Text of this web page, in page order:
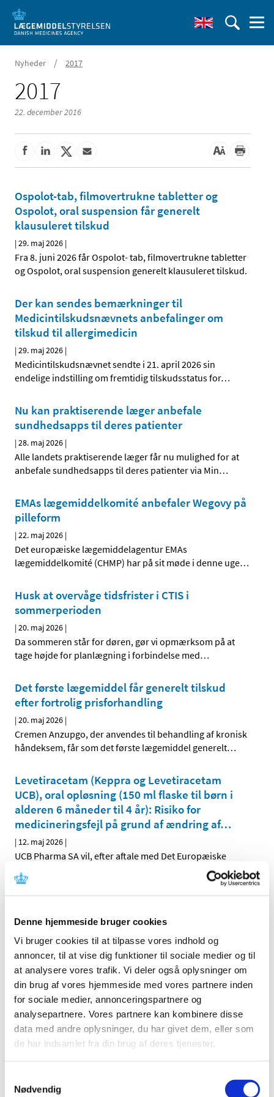
Denne hjemmeside bruger cookies
Vi bruger cookies til at tilpasse vores indhold og
annoncer, til at vise dig funktioner til sociale medier og til
at analysere vores trafik. Vi deler også oplysninger om
din brug af vores hjemmeside med vores partnere inden
for sociale medier, annonceringspartnere og
analysepartnere. Vores partnere kan kombinere disse
data med andre oplysninger, du har givet dem, eller som
de har indsamlet fra din brug af deres tjenester.
Nødvendig
Nyheder / 2017
2017
22. december 2016
Ospolot-tab, filmovertrukne tabletter og
Ospolot, oral suspension får generelt
klausuleret tilskud
|29. maj 2026 |
Fra 8. juni 2026 får Ospolot- tab, filmovertrukne tabletter
og Ospolot, oral suspension generelt klausuleret tilskud.
Der kan sendes bemærkninger til
Medicintilskudsnævnets anbefalinger om
tilskud til allergimedicin
|29. maj 2026 |
Medicintilskudsnævnet sendte i 21. april 2026 sin
endelige indstilling om fremtidig tilskudsstatus for…
Nu kan praktiserende læger anbefale
sundhedsapps til deres patienter
|28. maj 2026 |
Alle landets praktiserende læger får nu mulighed for at
anbefale sundhedsapps til deres patienter via Min…
EMAs lægemiddelkomité anbefaler Wegovy på
pilleform
|22. maj 2026 |
Det europæiske lægemiddelagentur EMAs
lægemiddelkomité (CHMP) har på sit møde i denne uge…
Husk at overvåge tidsfrister i CTIS i
sommerperioden
|20. maj 2026 |
Da sommeren står for døren, gør vi opmærksom på at
tage højde for planlægning i forbindelse med…
Det første lægemiddel får generelt tilskud
efter fortrolig prisforhandling
|20. maj 2026 |
Cremen Anzupgo, der anvendes til behandling af kronisk
håndeksem, får som det første lægemiddel generelt…
Levetiracetam (Keppra og Levetiracetam
UCB), oral opløsning (150 ml flaske til børn i
alderen 6 måneder til 4 år): Risiko for
medicineringsfejl på grund af ændring af…
| 12. maj 2026 |
UCB Pharma SA vil, efter aftale med Det Europæiske
Lægemiddelagentur (EMA) og Lægemiddelstyrelsen, …
levermonitorering grundet tilfælde af alvorlig
leverskade
12. maj 2026
Angelini Pharma S.p.A., vil efter aftale med Det
Europæiske Lægemiddelagentur (EMA) og…
Ændringer i tilskud til ibuprofen og naproxen i
flydende form
|7. maj 2026|